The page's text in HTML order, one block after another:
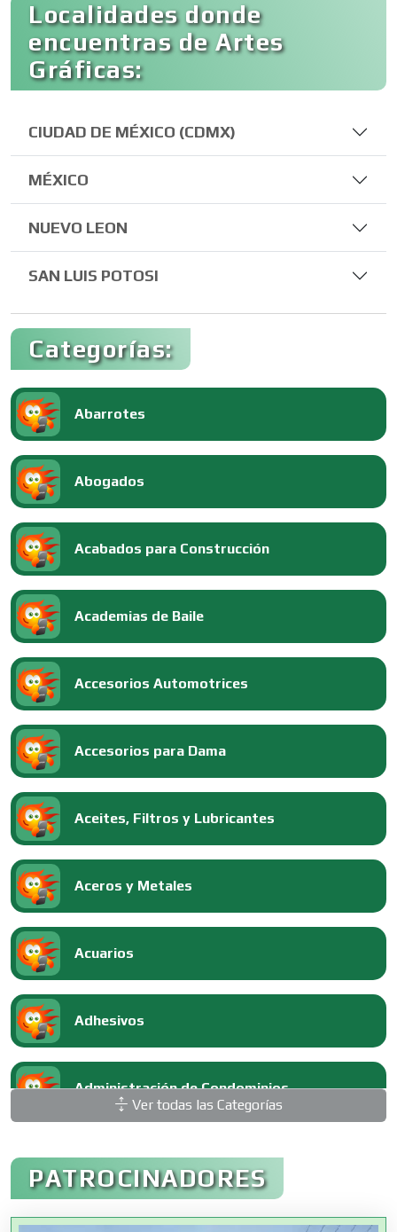
Localidades donde
encuentras de Artes
Gráficas:
CIUDAD DE MÉXICO (CDMX)
MÉXICO
NUEVO LEON
SAN LUIS POTOSI
Categorías:
Abarrotes
Abogados
Acabados para Construcción
Academias de Baile
Accesorios Automotrices
Accesorios para Dama
Aceites, Filtros y Lubricantes
Aceros y Metales
Acuarios
Adhesivos
Administración de Condominios
Administración de Empresas
Agencias Aduanales
Ver todas las Categorías
PATROCINADORES